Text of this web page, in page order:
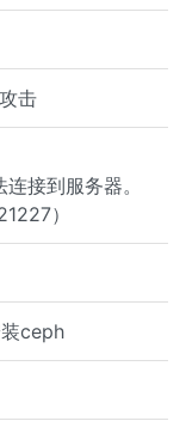
击
接到服务器。
）
ceph